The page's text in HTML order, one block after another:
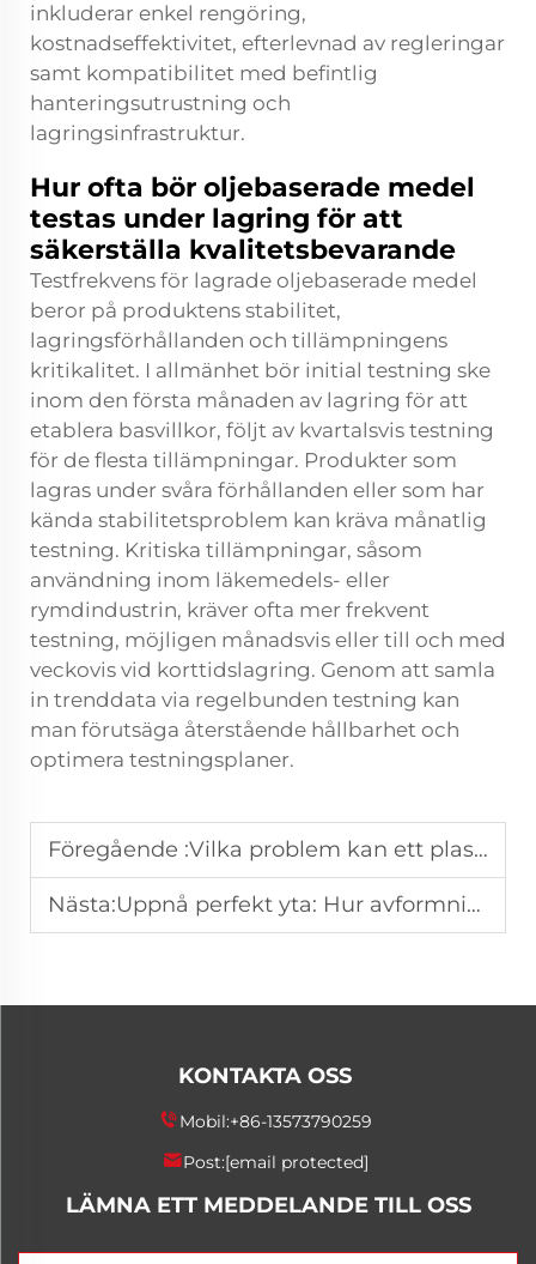
inkluderar enkel rengöring,
kostnadseffektivitet, efterlevnad av regleringar
samt kompatibilitet med befintlig
hanteringsutrustning och
lagringsinfrastruktur.
Hur ofta bör oljebaserade medel
testas under lagring för att
säkerställa kvalitetsbevarande
Testfrekvens för lagrade oljebaserade medel
beror på produktens stabilitet,
lagringsförhållanden och tillämpningens
kritikalitet. I allmänhet bör initial testning ske
inom den första månaden av lagring för att
etablera basvillkor, följt av kvartalsvis testning
för de flesta tillämpningar. Produkter som
lagras under svåra förhållanden eller som har
kända stabilitetsproblem kan kräva månatlig
testning. Kritiska tillämpningar, såsom
användning inom läkemedels- eller
rymdindustrin, kräver ofta mer frekvent
testning, möjligen månadsvis eller till och med
veckovis vid korttidslagring. Genom att samla
in trenddata via regelbunden testning kan
man förutsäga återstående hållbarhet och
optimera testningsplaner.
Föregående :Vilka problem kan ett plastavmoldningsmedel hjälpa till att förhindra vid formtillverkning?
Nästa:Uppnå perfekt yta: Hur avformningsmedel påverkar PU-skummys ytqualitet
KONTAKTA OSS
Mobil:+86-13573790259
Post:[email protected]
LÄMNA ETT MEDDELANDE TILL OSS